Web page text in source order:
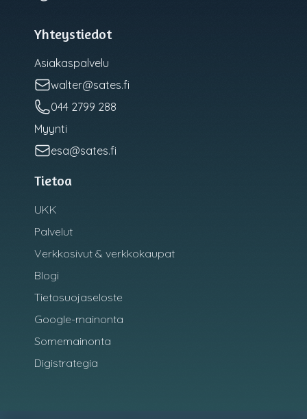
Yhteystiedot
Asiakaspalvelu
walter@sates.fi
044 2799 288
Myynti
esa@sates.fi
Tietoa
UKK
Palvelut
Verkkosivut & verkkokaupat
Blogi
Tietosuojaseloste
Google-mainonta
Somemainonta
Digistrategia